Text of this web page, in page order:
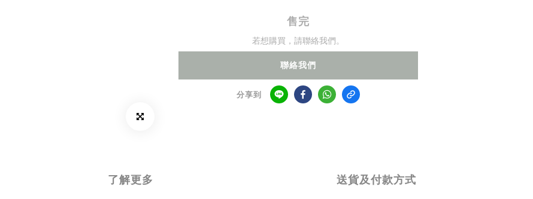
售完
若想購買，請聯絡我們。
聯絡我們
分享到
了解更多 送貨及付款方式